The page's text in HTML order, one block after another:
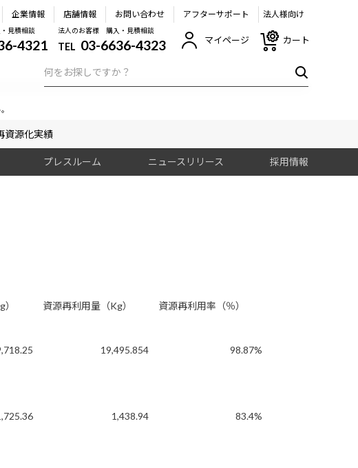
企業情報 店舗情報 お問い合わせ アフターサポート 法人様向け
見積相談
4321
法人のお客様 購入・見積相談
TEL 03-6636-4323 マイページ カート
資源化実績
プレスルーム ニュースリリース 採用情報
資源再利用量（Kg）
資源再利用率（％）
19,495.854 98.87%
1,438.94 83.4%